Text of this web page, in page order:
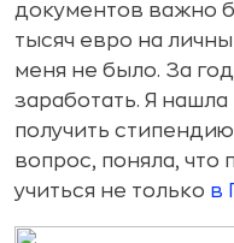
документов важно
тысяч евро на
меня не было. За
заработать. Я
получить
вопрос, поняла, что
учиться не только в